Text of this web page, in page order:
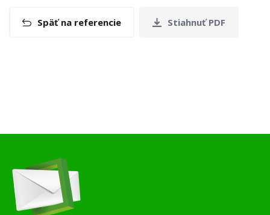
Späť na referencie Stiahnuť PDF